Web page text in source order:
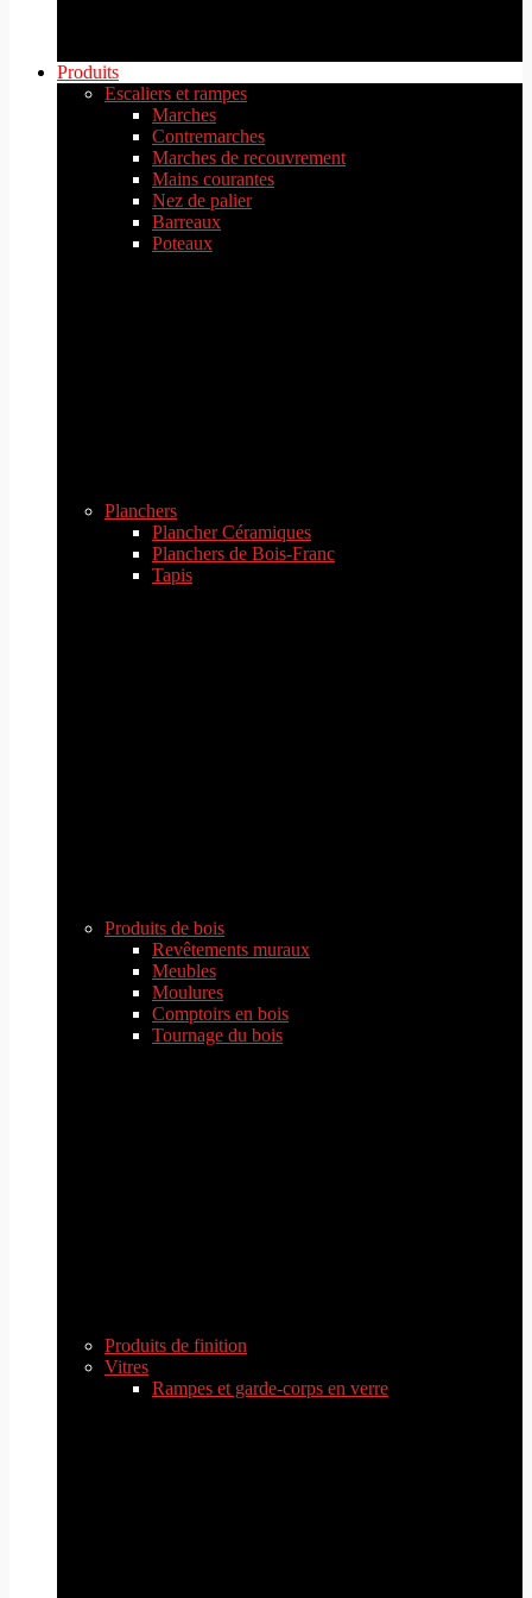
Produits
Escaliers et rampes
Marches
Contremarches
Marches de recouvrement
Mains courantes
Nez de palier
Barreaux
Poteaux
Planchers
Plancher Céramiques
Planchers de Bois-Franc
Tapis
Produits de bois
Revêtements muraux
Meubles
Moulures
Comptoirs en bois
Tournage du bois
Produits de finition
Vitres
Rampes et garde-corps en verre